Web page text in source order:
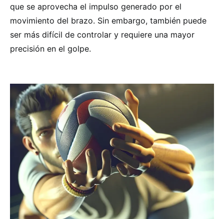
que se aprovecha el impulso generado por el
movimiento del brazo. Sin embargo, también puede
ser más difícil de controlar y requiere una mayor
precisión en el golpe.